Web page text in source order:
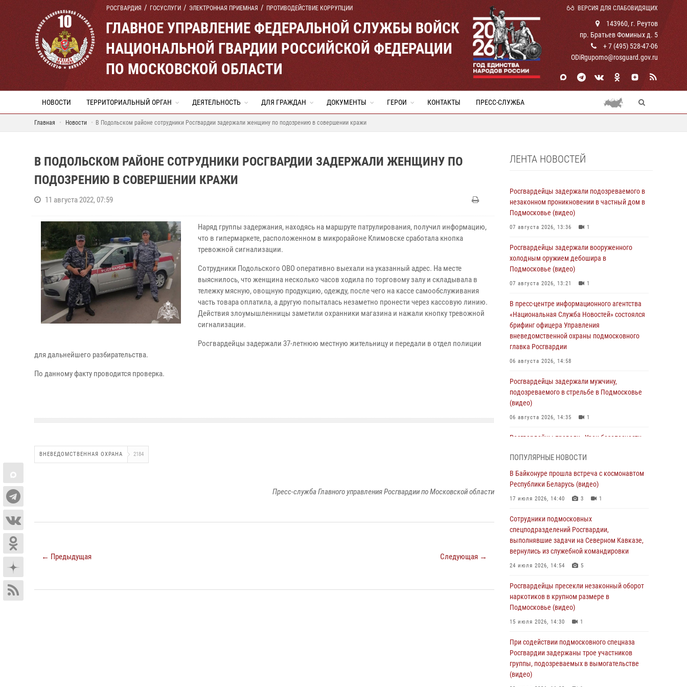
РОСГВАРДИЯ ГОСУСЛУГИ ЭЛЕКТРОННАЯ ПРИЕМНАЯ ПРОТИВОДЕЙСТВИЕ КОРРУПЦИИ ВЕРСИЯ ДЛЯ СЛАБОВИДЯЩИХ
ГЛАВНОЕ УПРАВЛЕНИЕ ФЕДЕРАЛЬНОЙ СЛУЖБЫ ВОЙСК
НАЦИОНАЛЬНОЙ ГВАРДИИ РОССИЙСКОЙ ФЕДЕРАЦИИ
ПО МОСКОВСКОЙ ОБЛАСТИ
143960, г. Реутов
пр. Братьев Фоминых д. 5
+ 7 (495) 528-47-06
ODiRgupomo@rosguard.gov.ru
НОВОСТИ ТЕРРИТОРИАЛЬНЫЙ ОРГАН ДЕЯТЕЛЬНОСТЬ ДЛЯ ГРАЖДАН ДОКУМЕНТЫ ГЕРОИ КОНТАКТЫ ПРЕСС-СЛУЖБА
Главная Новости В Подольском районе сотрудники Росгвардии задержали женщину по подозрению в совершении кражи
В ПОДОЛЬСКОМ РАЙОНЕ СОТРУДНИКИ РОСГВАРДИИ ЗАДЕРЖАЛИ ЖЕНЩИНУ ПО
ПОДОЗРЕНИЮ В СОВЕРШЕНИИ КРАЖИ
11 августа 2022, 07:59
Наряд группы задержания, находясь на маршруте патрулирования, получил информацию,
что в гипермаркете, расположенном в микрорайоне Климовске сработала кнопка
тревожной сигнализации.
Сотрудники Подольского ОВО оперативно выехали на указанный адрес. На месте
выяснилось, что женщина несколько часов ходила по торговому залу и складывала в
тележку мясную, овощную продукцию, одежду, после чего на кассе самообслуживания
часть товара оплатила, а другую попыталась незаметно пронести через кассовую линию.
Действия злоумышленницы заметили охранники магазина и нажали кнопку тревожной
сигнализации.
Росгвардейцы задержали 37-летнюю местную жительницу и передали в отдел полиции
для дальнейшего разбирательства.
По данному факту проводится проверка.
ВНЕВЕДОМСТВЕННАЯ ОХРАНА 2184
Пресс-служба Главного управления Росгвардии по Московской области
← Предыдущая Следующая →
ЛЕНТА НОВОСТЕЙ
Росгвардейцы задержали подозреваемого в
незаконном проникновении в частный дом в
Подмосковье (видео)
07 августа 2026, 13:36 1
Росгвардейцы задержали вооруженного
холодным оружием дебошира в
Подмосковье (видео)
07 августа 2026, 13:21 1
В пресс-центре информационного агентства
«Национальная Служба Новостей» состоялся
брифинг офицера Управления
вневедомственной охраны подмосковного
главка Росгвардии
06 августа 2026, 14:58
Росгвардейцы задержали мужчину,
подозреваемого в стрельбе в Подмосковье
(видео)
06 августа 2026, 14:35 1
Росгвардейцы провели «Урок безопасности»
При содействии подмосковного спецназа
Росгвардии задержаны подозреваемые в
изготовлении поддельных документов
05 августа 2026, 15:48 1
Сотрудники спецподразделения
отработали навыки огневой подготовки на
04 августа 2026, 12:21
выезжали по сигналам «Тревога» с
охраняемых объектов в Подмосковье
04 августа 2026, 12:15
ПОПУЛЯРНЫЕ НОВОСТИ
В Байконуре прошла встреча с космонавтом
Республики Беларусь (видео)
17 июля 2026, 14:40 3 1
Сотрудники подмосковных
спецподразделений Росгвардии,
выполнявшие задачи на Северном Кавказе,
вернулись из служебной командировки
24 июля 2026, 14:54 5
Росгвардейцы пресекли незаконный оборот
наркотиков в крупном размере в
Подмосковье (видео)
15 июля 2026, 14:30 1
При содействии подмосковного спецназа
Росгвардии задержаны трое участников
группы, подозреваемых в вымогательстве
(видео)